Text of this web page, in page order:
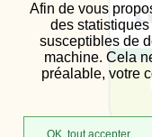
Afin de vous
des
susceptibles de
machine. Cela
préalable, votre
OK, tout accepter